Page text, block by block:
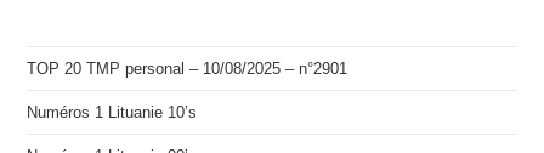
TOP 20 TMP personal – 10/08/2025 – n°2901
Numéros 1 Lituanie 10’s